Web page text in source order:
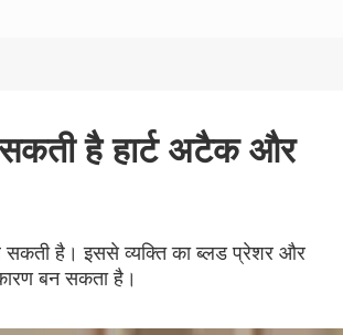
सकती है हार्ट अटैक और
सकती है। इससे व्यक्ति का ब्लड प्रेशर और
बन सकता है।